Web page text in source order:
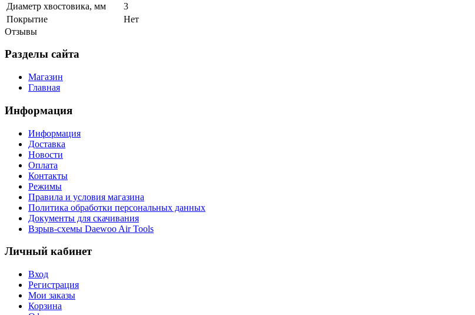
Диаметр хвостовика, мм
3
Покрытие
Нет
Отзывы
Разделы сайта
Магазин
Главная
Информация
Информация
Доставка
Новости
Оплата
Контакты
Режимы
Правила и условия магазина
Политика обработки персональных данных
Документы для скачивания
Взрыв-схемы Daewoo Air Tools
Личный кабинет
Вход
Регистрация
Мои заказы
Корзина